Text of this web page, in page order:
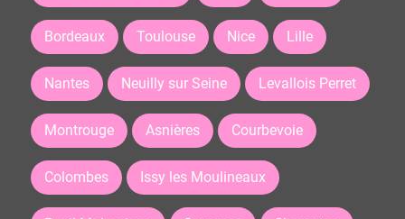
Bordeaux Toulouse Nice Lille
Nantes Neuilly sur Seine Levallois Perret
Montrouge Asnières Courbevoie
Colombes Issy les Moulineaux